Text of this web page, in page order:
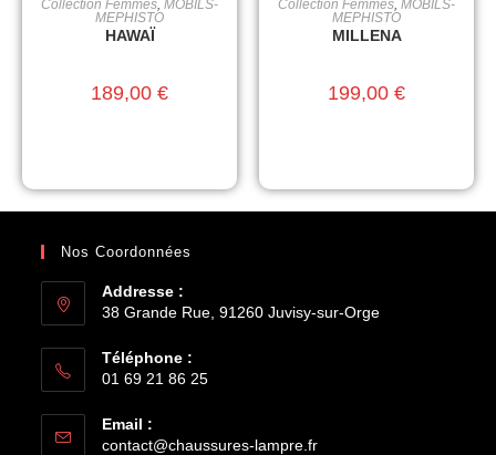
CHOIX DES OPTIONS
Collection Femmes, MOBILS-
MEPHISTO
HAWAÏ
189,00 €
CHOIX DES OPTIONS
Collection Femmes, MOBILS-
MEPHISTO
MILLENA
199,00 €
Nos Coordonnées
Addresse :
38 Grande Rue, 91260 Juvisy-sur-Orge
Téléphone :
01 69 21 86 25
Email :
contact@chaussures-lampre.fr